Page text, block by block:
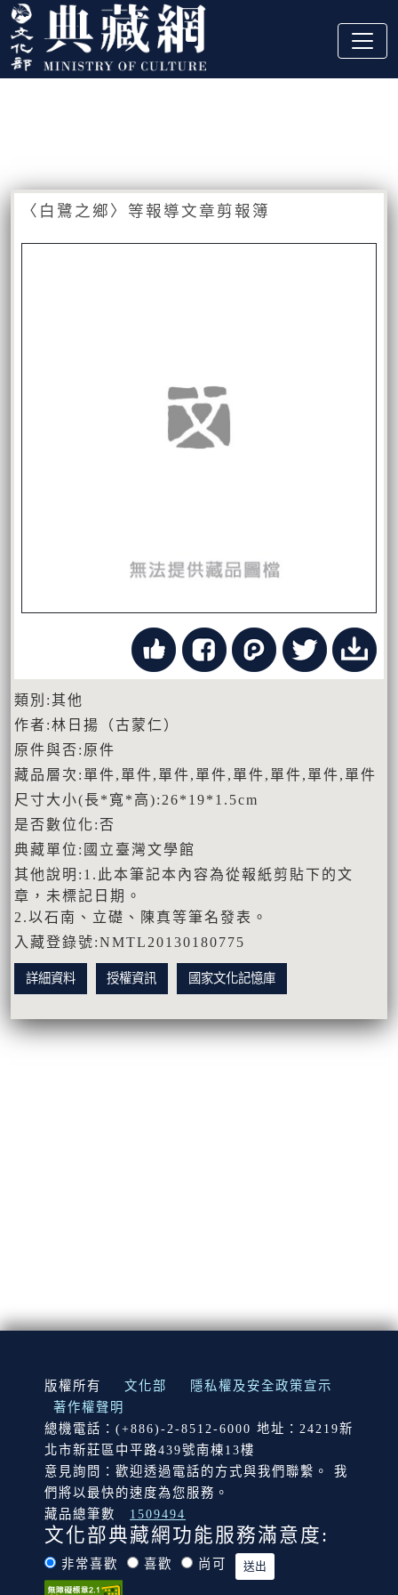
跳到主要內容
:::
〈白鷺之鄉〉等報導文章剪報簿
類別:其他
作者:林日揚（古蒙仁）
原件與否:原件
藏品層次:單件,單件,單件,單件,單件,單件,單件,單件
尺寸大小(長*寬*高):26*19*1.5cm
是否數位化:否
典藏單位:國立臺灣文學館
其他說明:1.此本筆記本內容為從報紙剪貼下的文
章，未標記日期。
2.以石南、立礎、陳真等筆名發表。
入藏登錄號:NMTL20130180775
詳細資料 授權資訊 國家文化記憶庫
:::
版權所有 文化部
隱私權及安全政策宣示
著作權聲明
總機電話：(+886)-2-8512-6000 地址：24219新
北市新莊區中平路439號南棟13樓
意見詢問：歡迎透過電話的方式與我們聯繫。 我
們將以最快的速度為您服務。
藏品總筆數
1509494
文化部典藏網功能服務滿意度:
非常喜歡 喜歡 尚可